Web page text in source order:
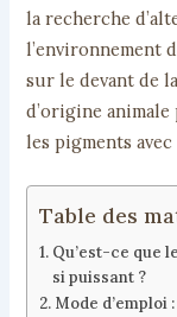
la recherche
l’environnement
sur le devant de
d’origine
les pigments
Table des
Qu’est-ce que
si puissant ?
Mode d’emploi